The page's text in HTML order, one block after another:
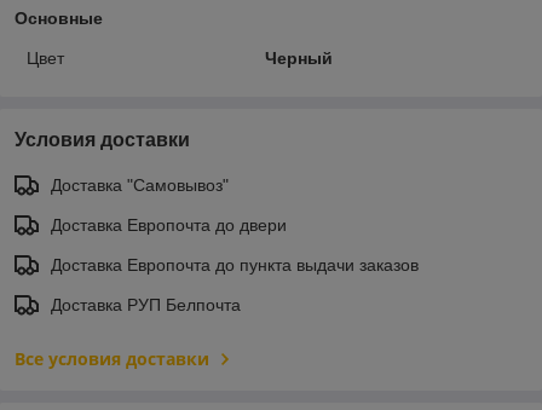
Основные
Цвет Черный
Условия доставки
Доставка "Самовывоз"
Доставка Европочта до двери
Доставка Европочта до пункта выдачи заказов
Доставка РУП Белпочта
Все условия доставки